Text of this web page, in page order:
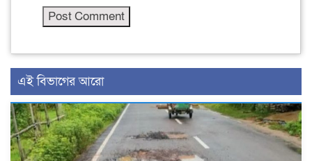
এই বিভাগের আরো